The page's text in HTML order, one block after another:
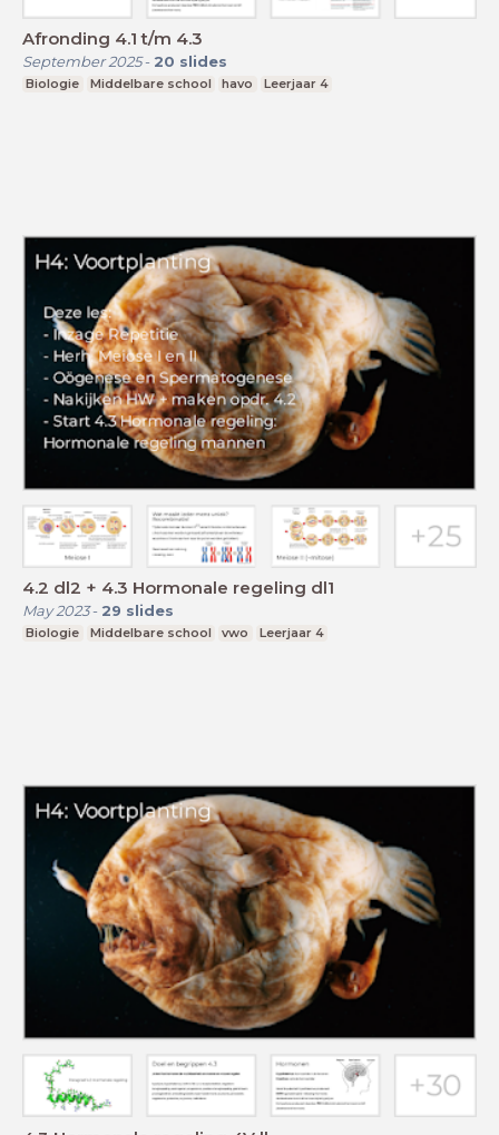
Afronding 4.1 t/m 4.3
September 2025- 20 slides
Biologie Middelbare school havo Leerjaar 4
4.2 dl2 + 4.3 Hormonale regeling dl1
May 2023- 29 slides
Biologie Middelbare school vwo Leerjaar 4